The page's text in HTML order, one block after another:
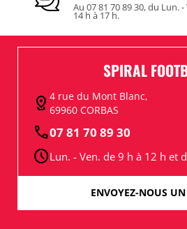
Au 07 81 70 89 30, du Lun.
14 h à 17 h.
SPIRAL
distance 4 rue du Mont Blanc,
69960 CORBAS
call07 81 70 89 30
scheduleLun. - Ven. de 9 h à 12 h et
ENVOYEZ-NOUS